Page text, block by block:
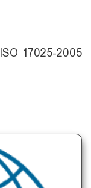
ISO 17025-2005